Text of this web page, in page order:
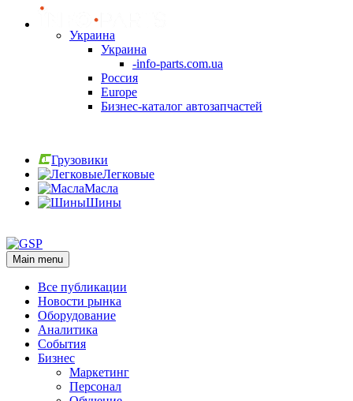
Украина
Украина
-info-parts.com.ua
Россия
Europe
Бизнес-каталог автозапчастей
Грузовики
Легковые
Масла
Шины
Main menu
Все публикации
Новости рынка
Оборудование
Аналитика
События
Бизнес
Маркетинг
Персонал